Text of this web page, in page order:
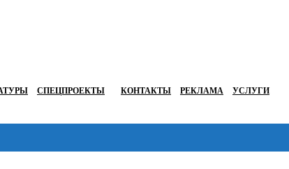
СПЕЦПРОЕКТЫ КОНТАКТЫ РЕКЛАМА УСЛУГИ